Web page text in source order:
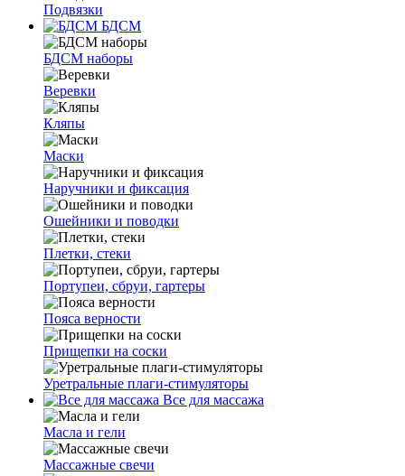
Подвязки
БДСМ
БДСМ наборы
Веревки
Кляпы
Маски
Наручники и фиксация
Ошейники и поводки
Плетки, стеки
Портупеи, сбруи, гартеры
Пояса верности
Прищепки на соски
Уретральные плаги-стимуляторы
Все для массажа
Масла и гели
Массажные свечи